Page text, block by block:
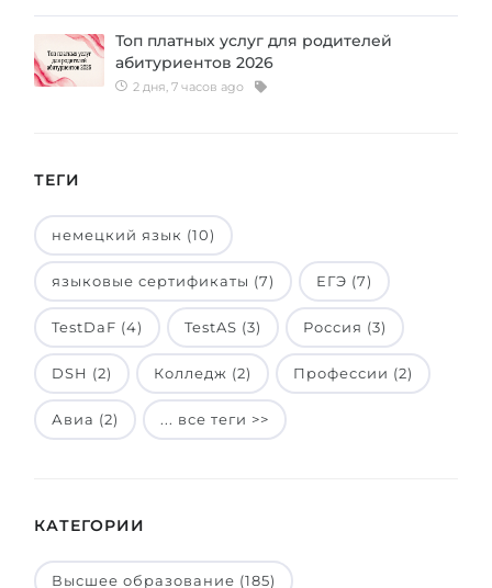
Топ платных услуг для родителей
абитуриентов 2026
2 дня, 7 часов ago
ТЕГИ
немецкий язык (10)
языковые сертификаты (7) ЕГЭ (7)
TestDaF (4) TestAS (3) Россия (3)
DSH (2) Колледж (2) Профессии (2)
Авиа (2) ... все теги >>
КАТЕГОРИИ
Высшее образование (185)